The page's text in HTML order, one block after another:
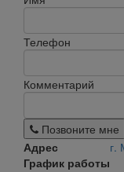
Телефон
Комментарий
Позвоните мне
Адрес
г.
График работы